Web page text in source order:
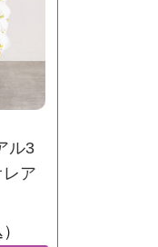
ル3
ア